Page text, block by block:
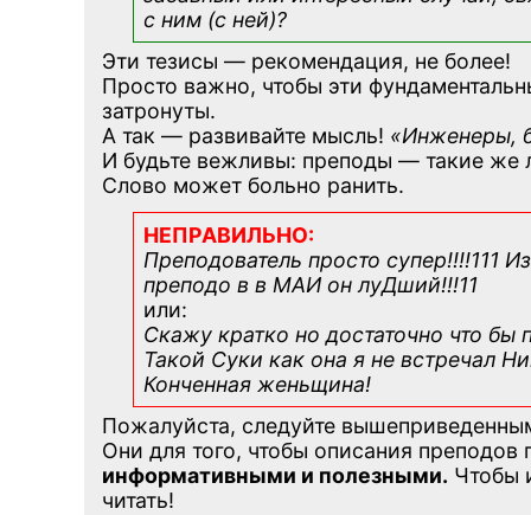
с ним (с ней)?
Эти тезисы — рекомендация, не более!
Просто важно, чтобы эти
затронуты.
А так — развивайте мысль! «Инженеры,
И будьте вежливы: преподы — такие же
Слово может больно ранить.
НЕПРАВИЛЬНО:
Преподователь просто супер!!!!111
преподо в в МАИ он луДший!!!11
или:
Скажу кратко но достаточно что бы
Такой Суки как она я не встречал
Конченная женьщина!
Пожалуйста, следуйте
Они для того, чтобы описания преподов
информативными и полезными. Чтобы
читать!